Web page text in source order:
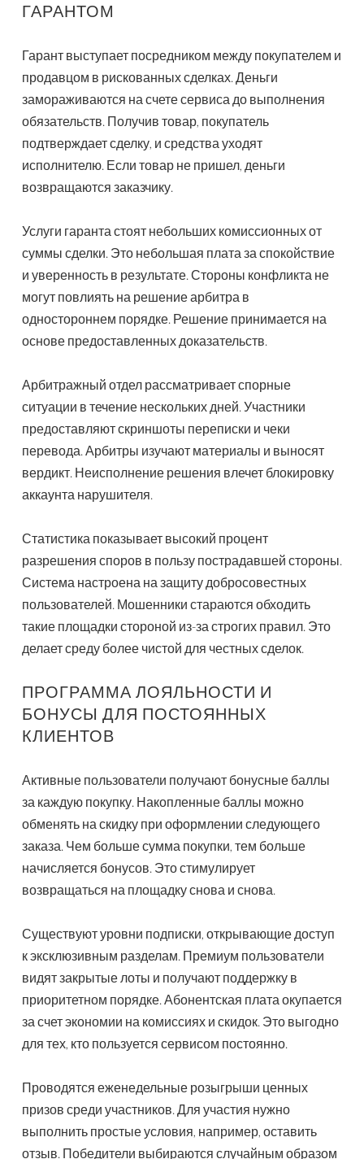
ГАРАНТОМ
Гарант выступает посредником между покупателем и
продавцом в рискованных сделках. Деньги
замораживаются на счете сервиса до выполнения
обязательств. Получив товар, покупатель
подтверждает сделку, и средства уходят
исполнителю. Если товар не пришел, деньги
возвращаются заказчику.
Услуги гаранта стоят небольших комиссионных от
суммы сделки. Это небольшая плата за спокойствие
и уверенность в результате. Стороны конфликта не
могут повлиять на решение арбитра в
одностороннем порядке. Решение принимается на
основе предоставленных доказательств.
Арбитражный отдел рассматривает спорные
ситуации в течение нескольких дней. Участники
предоставляют скриншоты переписки и чеки
перевода. Арбитры изучают материалы и выносят
вердикт. Неисполнение решения влечет блокировку
аккаунта нарушителя.
Статистика показывает высокий процент
разрешения споров в пользу пострадавшей стороны.
Система настроена на защиту добросовестных
пользователей. Мошенники стараются обходить
такие площадки стороной из-за строгих правил. Это
делает среду более чистой для честных сделок.
ПРОГРАММА ЛОЯЛЬНОСТИ И
БОНУСЫ ДЛЯ ПОСТОЯННЫХ
КЛИЕНТОВ
Активные пользователи получают бонусные баллы
за каждую покупку. Накопленные баллы можно
обменять на скидку при оформлении следующего
заказа. Чем больше сумма покупки, тем больше
начисляется бонусов. Это стимулирует
возвращаться на площадку снова и снова.
Существуют уровни подписки, открывающие доступ
к эксклюзивным разделам. Премиум пользователи
видят закрытые лоты и получают поддержку в
приоритетном порядке. Абонентская плата окупается
за счет экономии на комиссиях и скидок. Это выгодно
для тех, кто пользуется сервисом постоянно.
Проводятся еженедельные розыгрыши ценных
призов среди участников. Для участия нужно
выполнить простые условия, например, оставить
отзыв. Победители выбираются случайным образом